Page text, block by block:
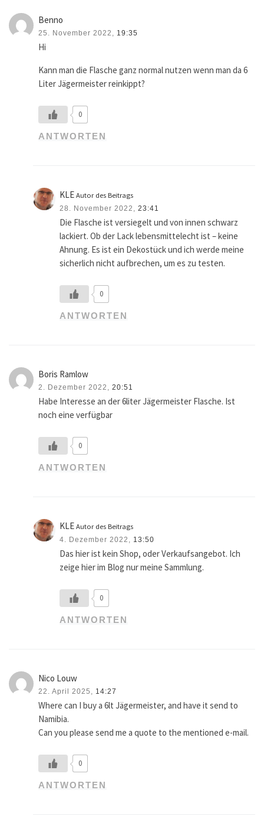
Benno
25. November 2022, 19:35
Hi
Kann man die Flasche ganz normal nutzen wenn man da 6
Liter Jägermeister reinkippt?
0
ANTWORTEN
KLEAutor des Beitrags
28. November 2022, 23:41
Die Flasche ist versiegelt und von innen schwarz
lackiert. Ob der Lack lebensmittelecht ist – keine
Ahnung. Es ist ein Dekostück und ich werde meine
sicherlich nicht aufbrechen, um es zu testen.
0
ANTWORTEN
Boris Ramlow
2. Dezember 2022, 20:51
Habe Interesse an der 6liter Jägermeister Flasche. Ist
noch eine verfügbar
0
ANTWORTEN
KLEAutor des Beitrags
4. Dezember 2022, 13:50
Das hier ist kein Shop, oder Verkaufsangebot. Ich
zeige hier im Blog nur meine Sammlung.
0
ANTWORTEN
Nico Louw
22. April 2025, 14:27
Where can I buy a 6lt Jägermeister, and have it send to
Namibia.
Can you please send me a quote to the mentioned e-mail.
0
ANTWORTEN